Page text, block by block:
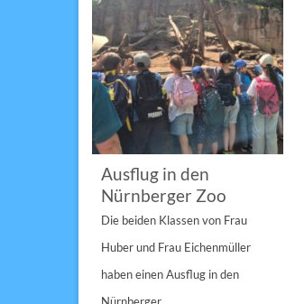
Ausflug in den
Nürnberger Zoo
Die beiden Klassen von Frau
Huber und Frau Eichenmüller
haben einen Ausflug in den
Nürnberger...